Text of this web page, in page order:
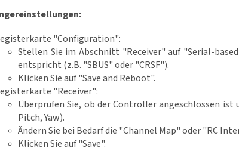
"Configuration":
Stellen Sie im Abschnitt "Receiver" auf "Serial-
entspricht (z.B. "SBUS" oder "CRSF").
Klicken Sie auf "Save and Reboot".
"Receiver":
Überprüfen Sie, ob der Controller angeschlossen
Pitch, Yaw).
Ändern Sie bei Bedarf die "Channel Map" oder "RC
Klicken Sie auf "Save".